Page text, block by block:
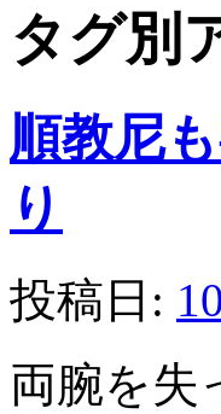
タグ別
順教尼
り
投稿日:
両腕を失